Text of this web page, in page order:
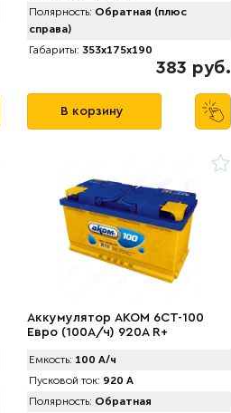
Полярность: Обратная (плюс
справа)
Габариты: 353x175x190
383 руб.
В корзину
Аккумулятор AKOM 6CT-100
Евро (100А/ч) 920А R+
Емкость: 100 А/ч
Пусковой ток: 920 А
Полярность: Обратная